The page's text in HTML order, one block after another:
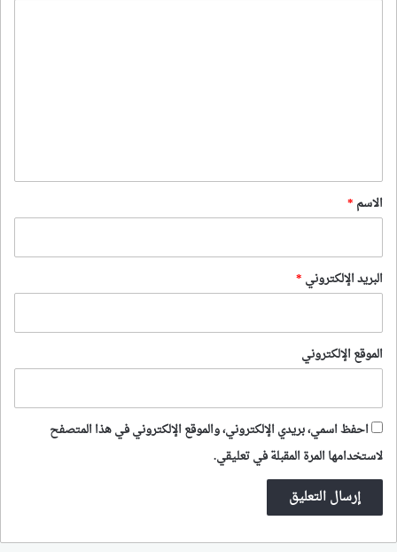
*
الاسم *
البريد الإلكتروني *
الموقع الإلكتروني
احفظ اسمي، بريدي الإلكتروني، والموقع الإلكتروني في هذا المتصفح
لاستخدامها المرة المقبلة في تعليقي.